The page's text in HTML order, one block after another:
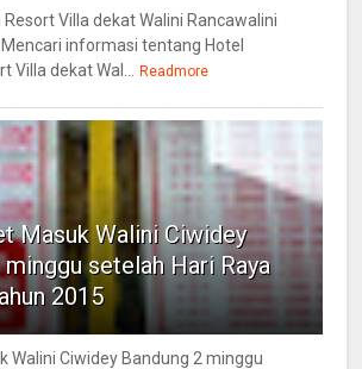
Villa dekat Walini Rancawalini
informasi tentang Hotel
Villa dekat Wal...
Readmore
Masuk Walini Ciwidey
minggu setelah Hari Raya
2015
Walini Ciwidey Bandung 2 minggu